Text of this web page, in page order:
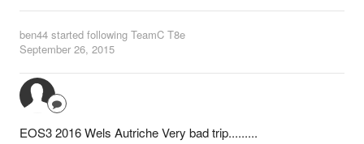
ben44 started following TeamC T8e
September 26, 2015
EOS3 2016 Wels Autriche Very bad trip.........